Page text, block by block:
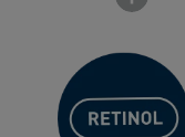
Pomáhá
viditelně